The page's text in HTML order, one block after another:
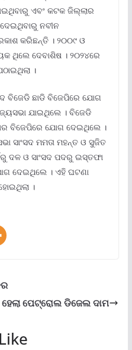
ଏବଂ କଟକ ଜିଲ୍ଲାର
ନବୀନ
କରିଛନ୍ତି । ୨୦୦୯ ଓ
ଥିଲେ ଦେବାଶିଷ । ୨୦୨୪ରେ
।
ବିଜେଡି ଛାଡି ବିଜେପିରେ ଯୋଗ
ଯାଇଥିଲେ । ବିଜେଡି
ବିଜେପିରେ ଯୋଗ ଦେଇଥିଲେ ।
ସାଂସଦ ମମତା ମହନ୍ତ ଓ ସୁଜିତ
ଦଳ ଓ ସାଂସଦ ପଦରୁ ଇସ୍ତଫା
ଦେଇଥିଲେ । ଏହି ଘଟଣା
।
ପେଟ୍ରୋଲ ଡିଜେଲ ଦାମ